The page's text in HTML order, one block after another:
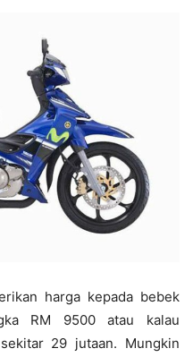
harga kepada bebek
RM 9500 atau kalau
29 jutaan. Mungkin